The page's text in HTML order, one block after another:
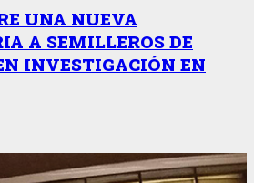
UNA NUEVA
A SEMILLEROS DE
INVESTIGACIÓN EN